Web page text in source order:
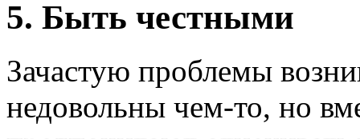
5. Быть честными
Зачастую проблемы
недовольны чем-то, но